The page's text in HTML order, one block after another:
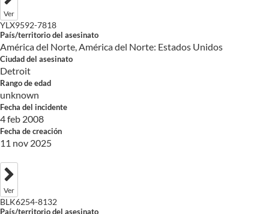
Ver
YLX9592-7818
País/territorio del asesinato
América del Norte, América del Norte: Estados Unidos
Ciudad del asesinato
Detroit
Rango de edad
unknown
Fecha del incidente
4 feb 2008
Fecha de creación
11 nov 2025
Ver
BLK6254-8132
País/territorio del asesinato